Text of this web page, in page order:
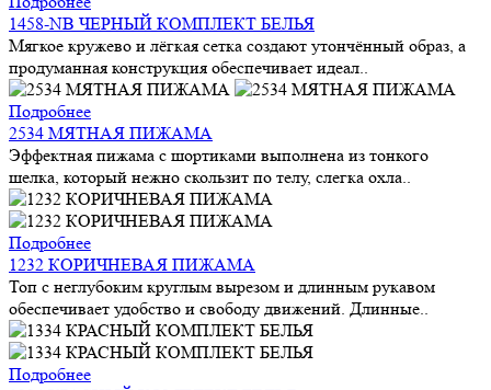
1458-NB ЧЕРНЫЙ КОМПЛЕКТ БЕЛЬЯ
Мягкое кружево и лёгкая сетка создают утончённый образ, а
продуманная конструкция обеспечивает идеал..
Подробнее
2534 МЯТНАЯ ПИЖАМА
Эффектная пижама с шортиками выполнена из тонкого
шелка, который нежно скользит по телу, слегка охла..
Подробнее
1232 КОРИЧНЕВАЯ ПИЖАМА
Топ с неглубоким круглым вырезом и длинным рукавом
обеспечивает удобство и свободу движений. Длинные..
Подробнее